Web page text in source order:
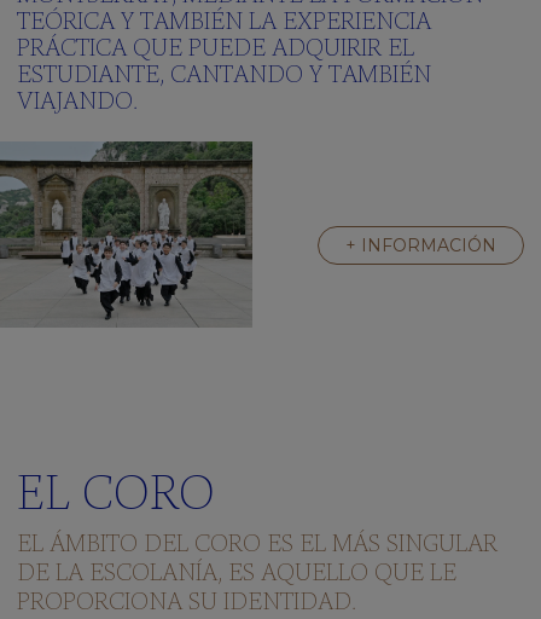
Verde
¿Qué
quieres
saber?
multimedia
Clickedu
LA
RESIDENCIA
gran
¿Qué
quieres
saber?
Galería
multimedia
TEÓRICA Y TAMBIÉN LA EXPERIENCIA
PRÁCTICA QUE PUEDE ADQUIRIR EL
ESTUDIANTE, CANTANDO Y TAMBIÉN
VIAJANDO.
+ INFORMACIÓN
EL CORO
EL ÁMBITO DEL CORO ES EL MÁS SINGULAR
DE LA ESCOLANÍA, ES AQUELLO QUE LE
PROPORCIONA SU IDENTIDAD.